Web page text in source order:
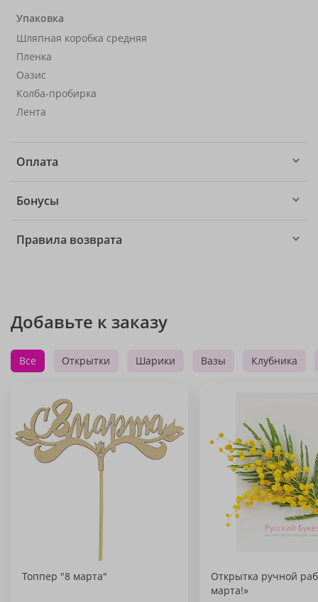
Упаковка
Шляпная коробка средняя
Пленка
Оазис
Колба-пробирка
Лента
Оплата
Бонусы
Правила возврата
Добавьте к заказу
Все Открытки Шарики Вазы Клубника
Топпер "8 марта"
Открытка ручной
марта!»